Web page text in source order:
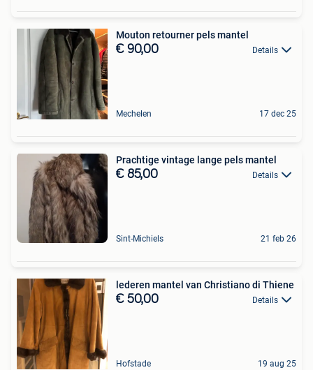
Mouton retourner pels mantel
€ 90,00 Details
Mechelen 17 dec 25
Prachtige vintage lange pels mantel
€ 85,00 Details
Sint-Michiels 21 feb 26
lederen mantel van Christiano di Thiene
€ 50,00 Details
Hofstade 19 aug 25